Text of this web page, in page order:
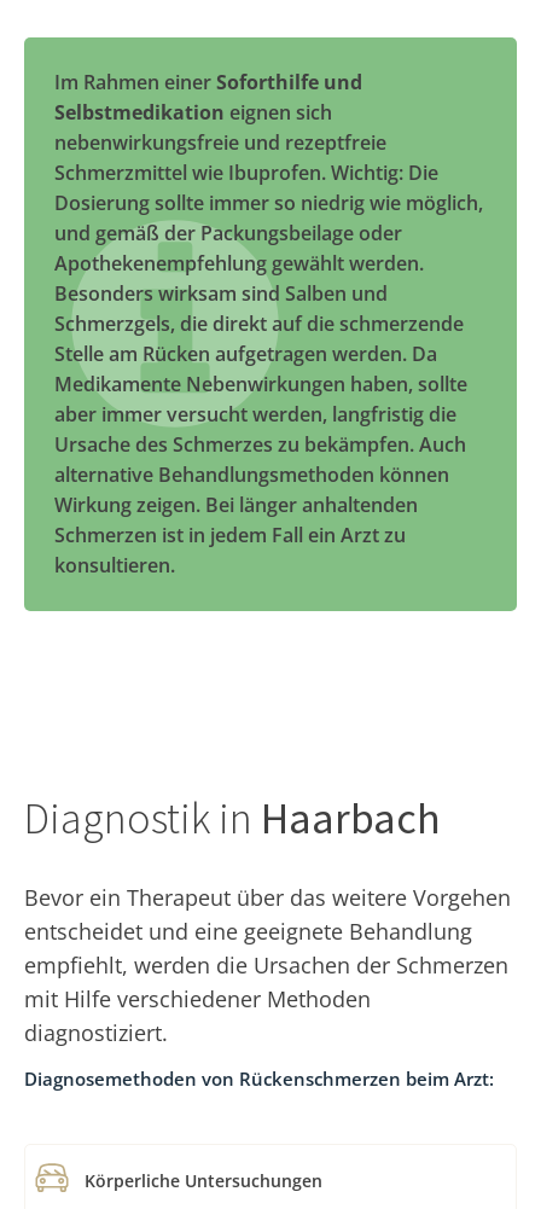
Im Rahmen einerSoforthilfe und
Selbstmedikation eignen sich
nebenwirkungsfreie und rezeptfreie
Schmerzmittel wie Ibuprofen. Wichtig: Die
Dosierung sollte immer so niedrig wie möglich,
und gemäß der Packungsbeilage oder
Apothekenempfehlung gewählt werden.
Besonders wirksam sind Salben und
Schmerzgels, die direkt auf die schmerzende
Stelle am Rücken aufgetragen werden. Da
Medikamente Nebenwirkungen haben, sollte
aber immer versucht werden, langfristig die
Ursache des Schmerzes zu bekämpfen. Auch
alternative Behandlungsmethoden können
Wirkung zeigen. Bei länger anhaltenden
Schmerzen ist in jedem Fall ein Arzt zu
konsultieren.
Diagnostik in Haarbach
Bevor ein Therapeut über das weitere Vorgehen
entscheidet und eine geeignete Behandlung
empfiehlt, werden die Ursachen der Schmerzen
mit Hilfe verschiedener Methoden
diagnostiziert.
Diagnosemethoden von Rückenschmerzen beim Arzt:
Körperliche Untersuchungen